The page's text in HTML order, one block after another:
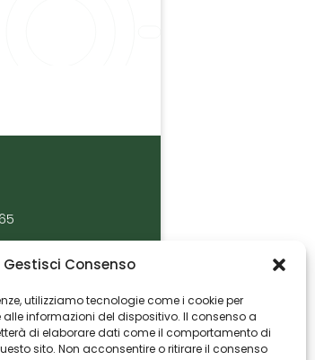
Gestisci Consenso
utilizziamo tecnologie come i cookie per
informazioni del dispositivo. Il consenso a
di elaborare dati come il comportamento di
sito. Non acconsentire o ritirare il consenso